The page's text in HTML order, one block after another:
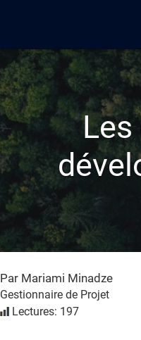
Par Mariami Minadze
Gestionnaire de Projet
Lectures: 197